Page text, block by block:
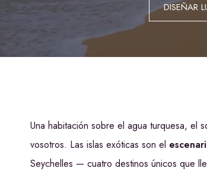
DISEÑAR
Una habitación sobre el agua turquesa, el
vosotros. Las islas exóticas son el
Seychelles — cuatro destinos únicos que